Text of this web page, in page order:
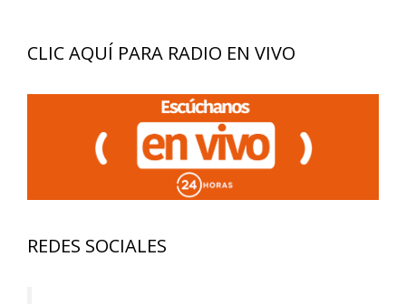
CLIC AQUÍ PARA RADIO EN VIVO
REDES SOCIALES